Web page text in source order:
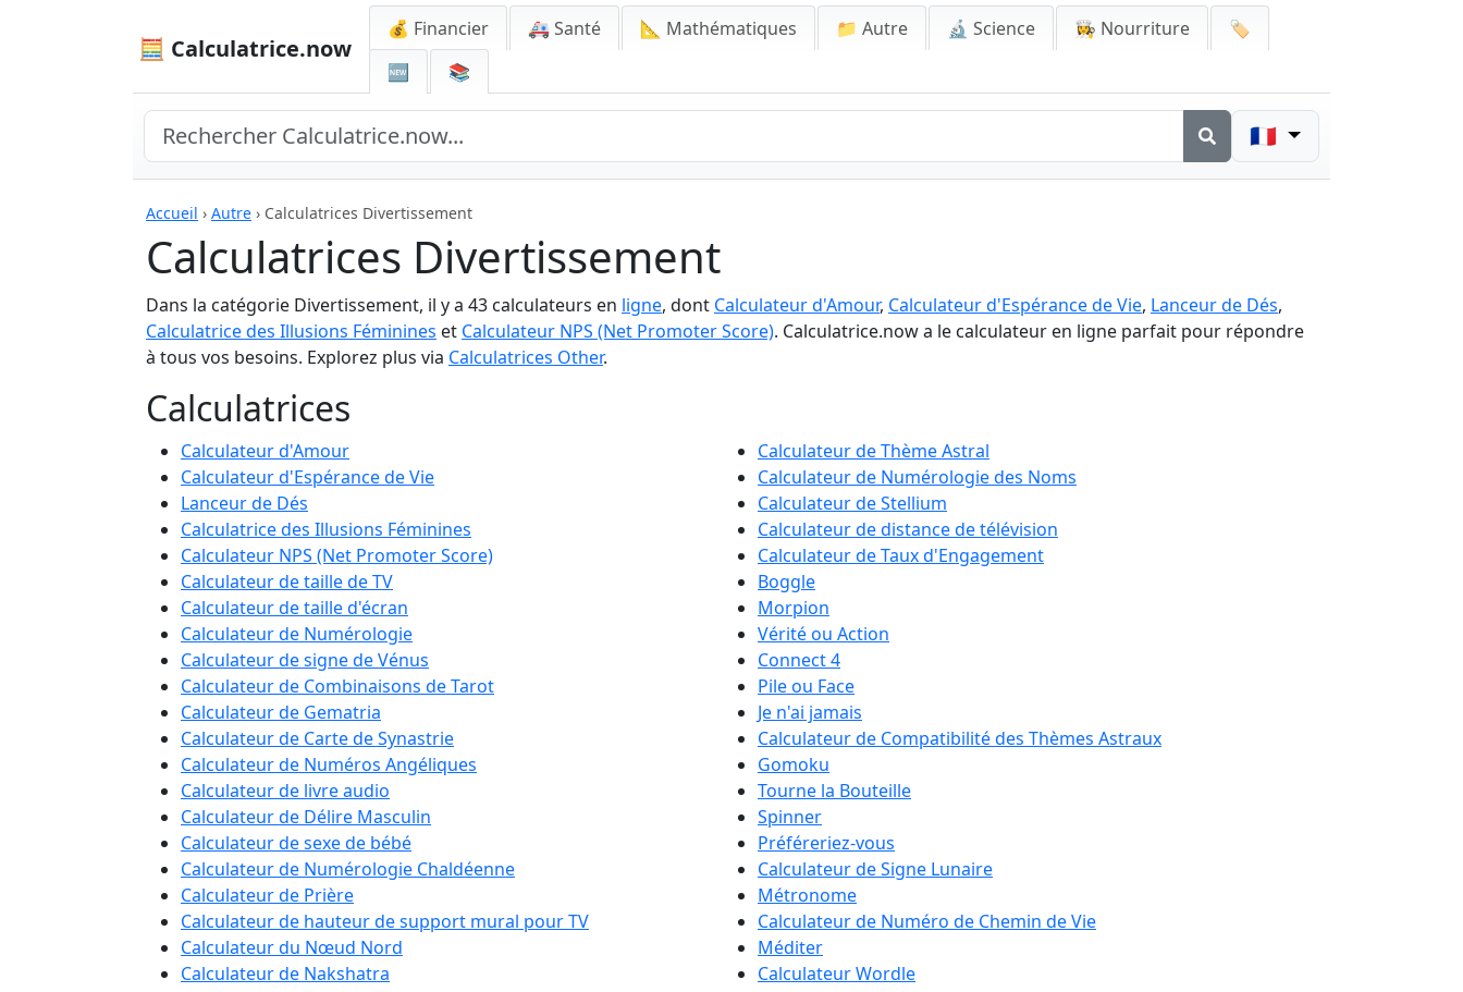
🧮 Calculatrice.now
💰 Financier 🚑 Santé 📐 Mathématiques 📁 Autre 🔬 Science 👩‍🍳 Nourriture
🏷️
🆕
📚
🇫🇷
Accueil › Autre › Calculatrices Divertissement
Calculatrices Divertissement
Dans la catégorie Divertissement, il y a 43 calculateurs en ligne, dont Calculateur d'Amour, Calculateur d'Espérance de Vie, Lanceur de Dés,
Calculatrice des Illusions Féminines et Calculateur NPS (Net Promoter Score). Calculatrice.now a le calculateur en ligne parfait pour répondre
à tous vos besoins. Explorez plus via Calculatrices Other.
Calculatrices
Calculateur d'Amour
Calculateur d'Espérance de Vie
Lanceur de Dés
Calculatrice des Illusions Féminines
Calculateur NPS (Net Promoter Score)
Calculateur de taille de TV
Calculateur de taille d'écran
Calculateur de Numérologie
Calculateur de signe de Vénus
Calculateur de Combinaisons de Tarot
Calculateur de Gematria
Calculateur de Carte de Synastrie
Calculateur de Numéros Angéliques
Calculateur de livre audio
Calculateur de Délire Masculin
Calculateur de sexe de bébé
Calculateur de Numérologie Chaldéenne
Calculateur de Prière
Calculateur de hauteur de support mural pour TV
Calculateur du Nœud Nord
Calculateur de Nakshatra
Calculateur de Thème Astral
Calculateur de Numérologie des Noms
Calculateur de Stellium
Calculateur de distance de télévision
Calculateur de Taux d'Engagement
Boggle
Morpion
Vérité ou Action
Connect 4
Pile ou Face
Je n'ai jamais
Calculateur de Compatibilité des Thèmes Astraux
Gomoku
Tourne la Bouteille
Spinner
Préféreriez-vous
Calculateur de Signe Lunaire
Métronome
Calculateur de Numéro de Chemin de Vie
Méditer
Calculateur Wordle